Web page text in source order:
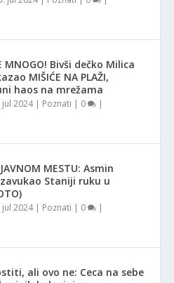
MNOGO! Bivši dečko Milica
MIŠIĆE NA PLAŽI,
haos na mrežama
jul 2024| Poznati | 0 |
MESTU: Asmin
Staniji ruku u
jul 2024| Poznati | 0 |
ali ovo ne: Ceca na sebe